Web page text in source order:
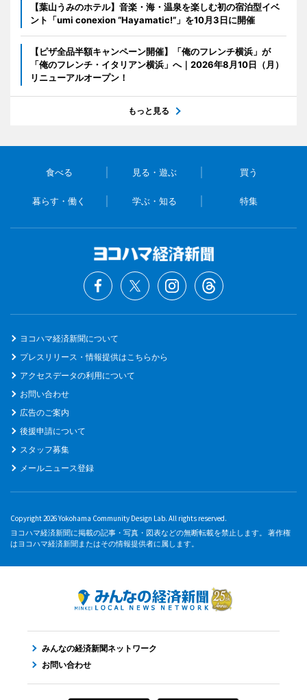
【葉山うみのホテル】音楽・海・温泉を楽しむ初の宿泊型イベ
ント「umi conexion “Hayamatic!”」を10月3日に開催
【ピザ全品半額キャンペーン開催】「俺のフレンチ横浜」が
「俺のフレンチ・イタリアン横浜」へ｜2026年8月10日（月）
リニューアルオープン！
もっと見る
食べる 見る・遊ぶ 買う
暮らす・働く 学ぶ・知る 特集
ヨコハマ経済新聞について
プレスリリース・情報提供はこちらから
アクセスデータの利用について
お問い合わせ
広告のご案内
後援申請について
スタッフ募集
メールニュース登録
Copyright 2026 Yokohama Community Design Lab. All rights reserved.
ヨコハマ経済新聞に掲載の記事・写真・図表などの無断転載を禁止します。 著作権
はヨコハマ経済新聞またはその情報提供者に属します。
みんなの経済新聞ネットワーク
お問い合わせ